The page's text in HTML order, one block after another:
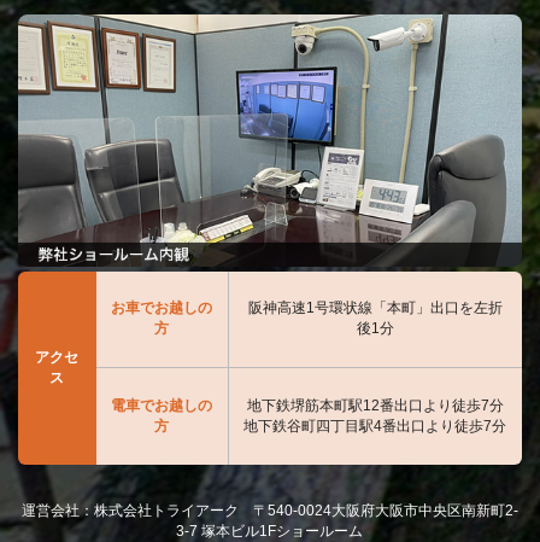
アクセ
ス
お車でお越しの
方
阪神高速1号環状線「本町」出口を左折
後1分
電車でお越しの
方
地下鉄堺筋本町駅12番出口より徒歩7分
地下鉄谷町四丁目駅4番出口より徒歩7分
運営会社：株式会社トライアーク 〒540-0024大阪府大阪市中央区南新町2-
3-7 塚本ビル1Fショールーム